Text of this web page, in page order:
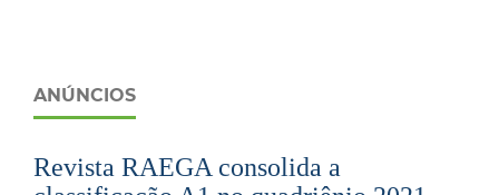
ANÚNCIOS
Revista RAEGA consolida a